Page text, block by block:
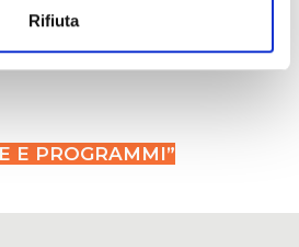
Rifiuta
E PROGRAMMI”